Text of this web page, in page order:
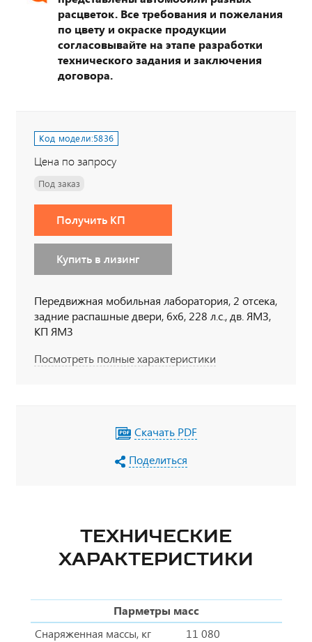
расцветок. Все требования и пожелания
по цвету и окраске продукции
согласовывайте на этапе разработки
технического задания и заключения
договора.
Код модели:5836
Цена по запросу
Под заказ
Получить КП
Купить в лизинг
Передвижная мобильная лаборатория, 2 отсека,
задние распашные двери, 6х6, 228 л.с., дв. ЯМЗ,
КП ЯМЗ
Посмотреть полные характеристики
Скачать PDF
Поделиться
ТЕХНИЧЕСКИЕ
ХАРАКТЕРИСТИКИ
Парметры масс
Снаряженная массы, кг
11 080